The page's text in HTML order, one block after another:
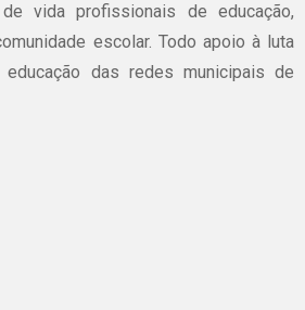
vida profissionais de educação,
escolar. Todo apoio à luta
das redes municipais de